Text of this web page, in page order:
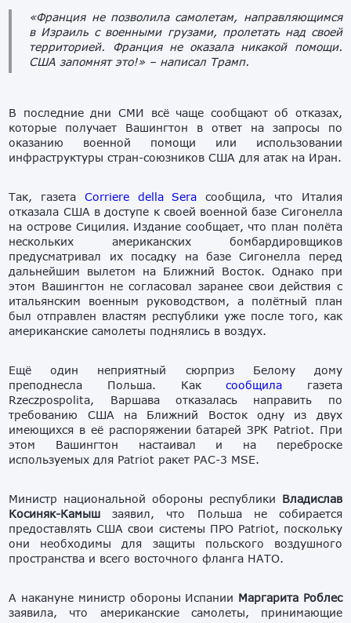
«Франция не позволила самолетам, направляющимся
в Израиль с военными грузами, пролетать над своей
территорией. Франция не оказала никакой помощи.
США запомнят это!» – написал Трамп.
В последние дни СМИ всё чаще сообщают об отказах,
которые получает Вашингтон в ответ на запросы по
оказанию военной помощи или использовании
инфраструктуры стран-союзников США для атак на Иран.
Так, газета Corriere della Sera сообщила, что Италия
отказала США в доступе к своей военной базе Сигонелла
на острове Сицилия. Издание сообщает, что план полёта
нескольких американских бомбардировщиков
предусматривал их посадку на базе Сигонелла перед
дальнейшим вылетом на Ближний Восток. Однако при
этом Вашингтон не согласовал заранее свои действия с
итальянским военным руководством, а полётный план
был отправлен властям республики уже после того, как
американские самолеты поднялись в воздух.
Ещё один неприятный сюрприз Белому дому
преподнесла Польша. Каксообщила газета
Rzeczpospolita, Варшава отказалась направить по
требованию США на Ближний Восток одну из двух
имеющихся в её распоряжении батарей ЗРК Patriot. При
этом Вашингтон настаивал и на переброске
используемых для Patriot ракет PAC-3 MSE.
Министр национальной обороны республики Владислав
Косиняк-Камыш заявил, что Польша не собирается
предоставлять США свои системы ПРО Patriot, поскольку
они необходимы для защиты польского воздушного
пространства и всего восточного фланга НАТО.
А накануне министр обороны Испании Маргарита Роблес
заявила, что американские самолеты, принимающие